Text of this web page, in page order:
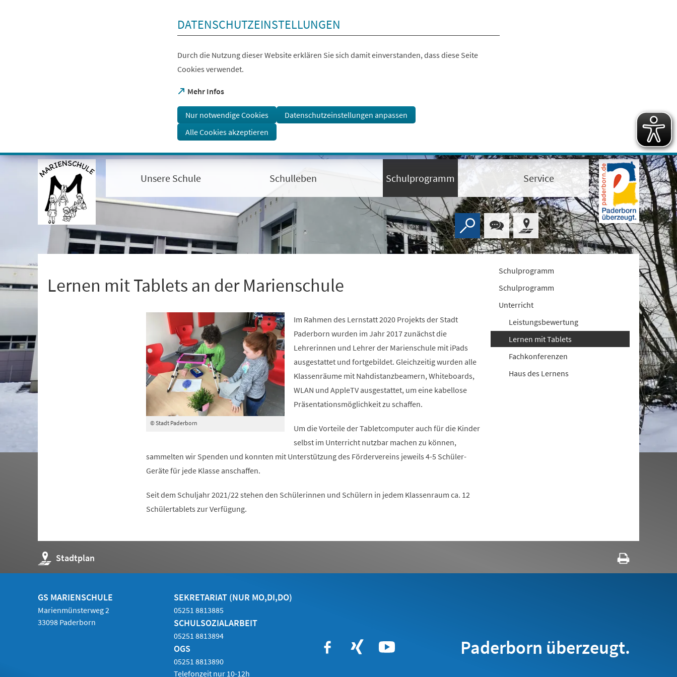
Visuelle
Assistenzsoftware
DATENSCHUTZEINSTELLUNGEN
Durch die Nutzung dieser Website erklären Sie sich damit einverstanden, dass diese Seite
Cookies verwendet.
Mehr Infos
(Öffnet
einem
neuen
Tab)
Nur notwendige Cookies
Datenschutzeinstellungen anpassen
Alle Cookies akzeptieren
Unsere Schule Schulleben Schulprogramm Service
Lernen mit Tablets an der Marienschule
© Stadt Paderborn
Im Rahmen des Lernstatt 2020 Projekts der Stadt
Paderborn wurden im Jahr 2017 zunächst die
Lehrerinnen und Lehrer der Marienschule mit iPads
ausgestattet und fortgebildet. Gleichzeitig wurden alle
Klassenräume mit Nahdistanzbeamern, Whiteboards,
WLAN und AppleTV ausgestattet, um eine kabellose
Präsentationsmöglichkeit zu schaffen.
Um die Vorteile der Tabletcomputer auch für die Kinder
selbst im Unterricht nutzbar machen zu können,
sammelten wir Spenden und konnten mit Unterstützung des Fördervereins jeweils 4-5 Schüler-
Geräte für jede Klasse anschaffen.
Seit dem Schuljahr 2021/22 stehen den Schülerinnen und Schülern in jedem Klassenraum ca. 12
Schülertablets zur Verfügung.
Schulprogramm
Schulprogramm
Unterricht
Leistungsbewertung
Lernen mit Tablets
Fachkonferenzen
Haus des Lernens
Stadtplan
(Öffnet
in
einem
Tab)
GS MARIENSCHULE
Marienmünsterweg 2
33098 Paderborn
SEKRETARIAT (NUR MO,DI,DO)
05251 8813885
SCHULSOZIALARBEIT
05251 8813894
OGS
05251 8813890
Telefonzeit nur 10-12h
Paderborn überzeugt.